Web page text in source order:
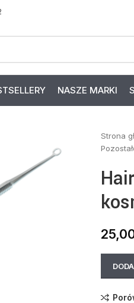
NASZE MARKI
Strona